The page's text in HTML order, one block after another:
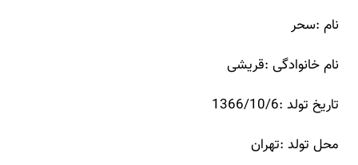
نام :سحر
نام خانوادگی :قریشی
تاریخ تولد :1366/10/6
محل تولد :تهران